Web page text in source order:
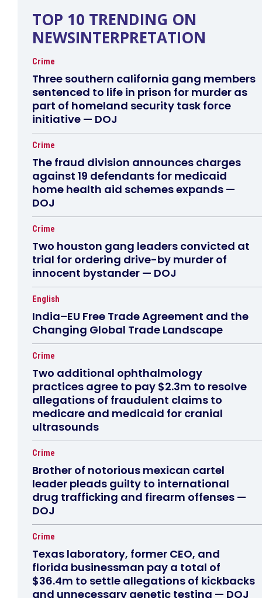
TOP 10 TRENDING ON
NEWSINTERPRETATION
Crime
Three southern california gang members
sentenced to life in prison for murder as
part of homeland security task force
initiative — DOJ
Crime
The fraud division announces charges
against 19 defendants for medicaid
home health aid schemes expands —
DOJ
Crime
Two houston gang leaders convicted at
trial for ordering drive-by murder of
innocent bystander — DOJ
English
India–EU Free Trade Agreement and the
Changing Global Trade Landscape
Crime
Two additional ophthalmology
practices agree to pay $2.3m to resolve
allegations of fraudulent claims to
medicare and medicaid for cranial
ultrasounds
Crime
Brother of notorious mexican cartel
leader pleads guilty to international
drug trafficking and firearm offenses —
DOJ
Crime
Texas laboratory, former CEO, and
florida businessman pay a total of
$36.4m to settle allegations of kickbacks
and unnecessary genetic testing — DOJ